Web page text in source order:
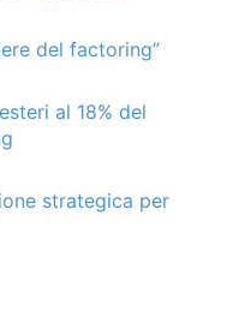
del factoring”
al 18% del
strategica per